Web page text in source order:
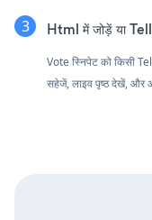
Html में जोड़ें या
Vote स्निपेट को किसी
सहेजें, लाइव पृष्ठ देखें, और